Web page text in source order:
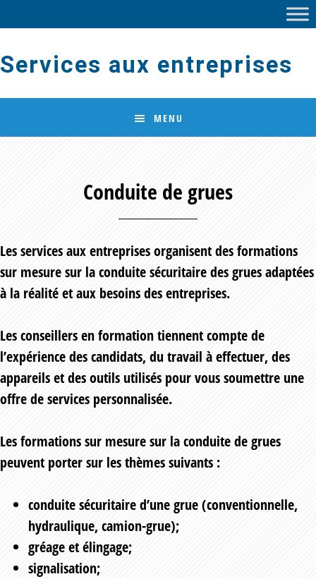
to
main
content
to
footer
Services aux entreprises
MENU
Conduite de grues
Les services aux entreprises organisent des formations
sur mesure sur la conduite sécuritaire des grues adaptées
à la réalité et aux besoins des entreprises.
Les conseillers en formation tiennent compte de
l’expérience des candidats, du travail à effectuer, des
appareils et des outils utilisés pour vous soumettre une
offre de services personnalisée.
Les formations sur mesure sur la conduite de grues
peuvent porter sur les thèmes suivants :
conduite sécuritaire d’une grue (conventionnelle,
hydraulique, camion-grue);
gréage et élingage;
signalisation;